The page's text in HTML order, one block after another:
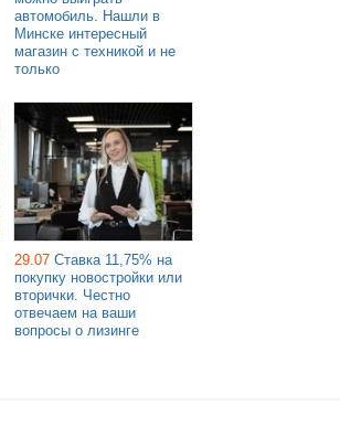
автомобиль. Нашли в
Минске интересный
магазин с техникой и не
только
29.07 Ставка 11,75% на
покупку новостройки или
вторички. Честно
отвечаем на ваши
вопросы о лизинге